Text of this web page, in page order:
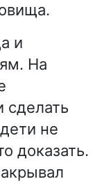
и
На
сделать
не
доказать.